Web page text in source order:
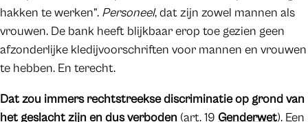
hakken te werken”. Personeel, dat zijn zowel mannen als
vrouwen. De bank heeft blijkbaar erop toe gezien geen
afzonderlijke kledijvoorschriften voor mannen en vrouwen
te hebben. En terecht.
Dat zou immers rechtstreekse discriminatie op grond van
het geslacht zijn en dus verboden (art. 19 Genderwet). Een